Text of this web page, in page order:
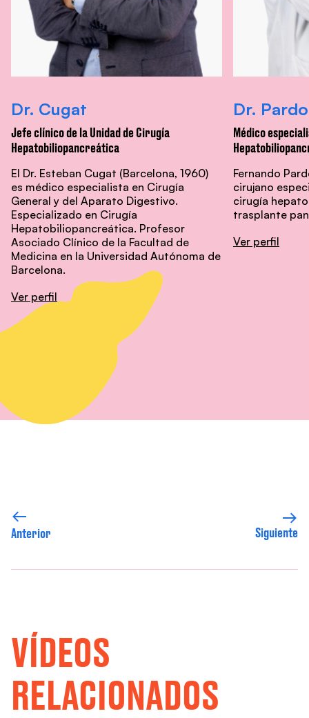
Dr. Cugat
Jefe clínico de la Unidad de Cirugía
Hepatobiliopancreática
El Dr. Esteban Cugat (Barcelona, 1960)
es médico especialista en Cirugía
General y del Aparato Digestivo.
Especializado en Cirugía
Hepatobiliopancreática. Profesor
Asociado Clínico de la Facultad de
Medicina en la Universidad Autónoma de
Barcelona.
Ver perfil
Dr. Pardo
Médico
Fernando
cirujano
cirugía
trasplante
Ver perfil
Anterior Siguiente
VÍDEOS
RELACIONADOS